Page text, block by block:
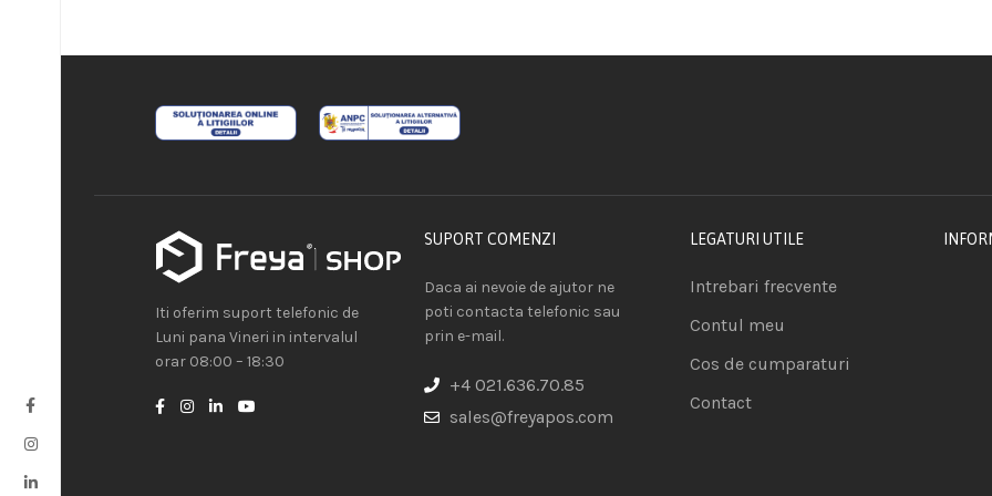
Iti oferim suport telefonic de
Luni pana Vineri in intervalul
orar 08:00 – 18:30
SUPORT COMENZI
Daca ai nevoie de ajutor ne
poti contacta telefonic sau
prin e-mail.
+4 021.636.70.85
sales@freyapos.com
LEGATURI UTILE
Intrebari frecvente
Contul meu
Cos de cumparaturi
Contact